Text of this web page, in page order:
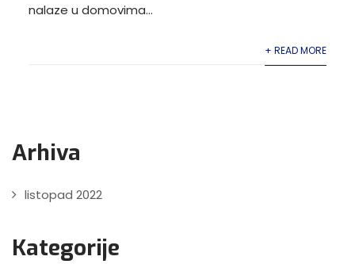
nalaze u domovima...
+ READ MORE
Arhiva
listopad 2022
Kategorije